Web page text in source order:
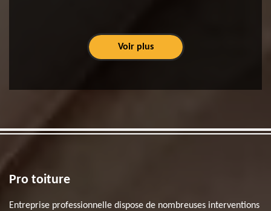
Voir plus
Pro toiture
Entreprise professionnelle dispose de nombreuses interventions